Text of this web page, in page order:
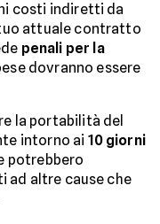
costi indiretti da
tuo attuale contratto
penali per la
dovranno essere
la portabilità del
intorno ai 10 giorni
potrebbero
ad altre cause che